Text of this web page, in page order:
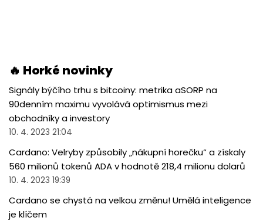
🔥 Horké novinky
Signály býčího trhu s bitcoiny: metrika aSORP na
90denním maximu vyvolává optimismus mezi
obchodníky a investory
10. 4. 2023 21:04
Cardano: Velryby způsobily „nákupní horečku“ a získaly
560 milionů tokenů ADA v hodnotě 218,4 milionu dolarů
10. 4. 2023 19:39
Cardano se chystá na velkou změnu! Umělá inteligence
je klíčem